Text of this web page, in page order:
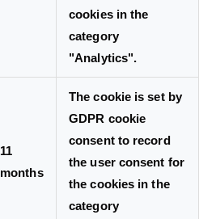
cookies in the
category
"Analytics".
11
months
The cookie is set by
GDPR cookie
consent to record
the user consent for
the cookies in the
category